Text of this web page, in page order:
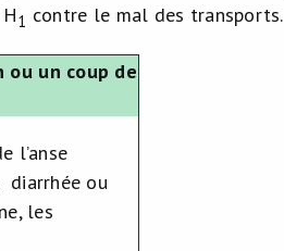
1 contre le mal des transports.
ou un coup de
l’anse
diarrhée ou
les